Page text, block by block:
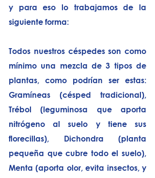
y para eso lo trabajamos de la
siguiente forma:
Todos nuestros céspedes son como
mínimo una mezcla de 3 tipos de
plantas, como podrían ser estas:
Gramíneas (césped tradicional),
Trébol (leguminosa que aporta
nitrógeno al suelo y tiene sus
florecillas), Dichondra (planta
pequeña que cubre todo el suelo),
Menta (aporta olor, evita insectos, y